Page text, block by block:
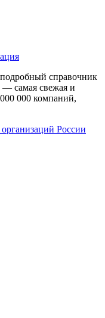
справочник
самая свежая и
000 компаний,
России